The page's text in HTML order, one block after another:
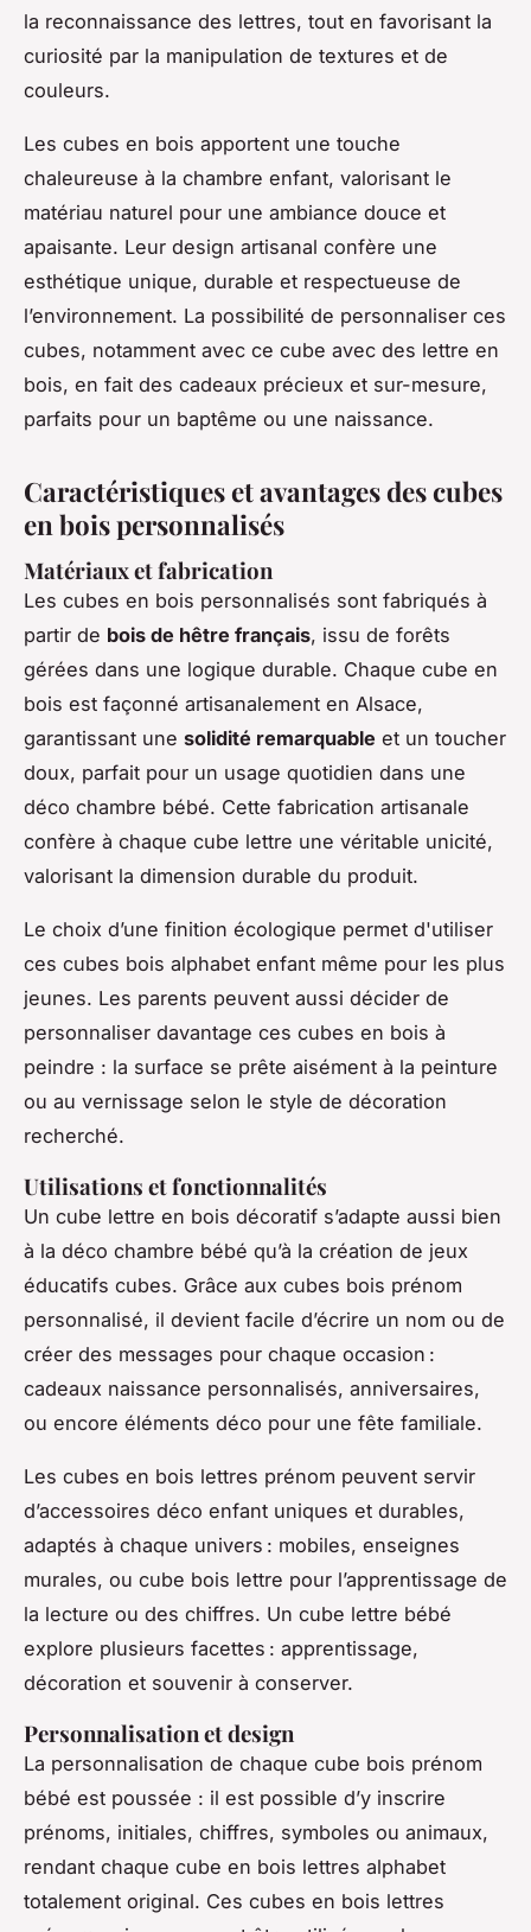
la reconnaissance des lettres, tout en favorisant la
curiosité par la manipulation de textures et de
couleurs.
Les cubes en bois apportent une touche
chaleureuse à la chambre enfant, valorisant le
matériau naturel pour une ambiance douce et
apaisante. Leur design artisanal confère une
esthétique unique, durable et respectueuse de
l’environnement. La possibilité de personnaliser ces
cubes, notamment avec ce cube avec des lettre en
bois, en fait des cadeaux précieux et sur-mesure,
parfaits pour un baptême ou une naissance.
Caractéristiques et avantages des cubes
en bois personnalisés
Matériaux et fabrication
Les cubes en bois personnalisés sont fabriqués à
partir de bois de hêtre français, issu de forêts
gérées dans une logique durable. Chaque cube en
bois est façonné artisanalement en Alsace,
garantissant une solidité remarquable et un toucher
doux, parfait pour un usage quotidien dans une
déco chambre bébé. Cette fabrication artisanale
confère à chaque cube lettre une véritable unicité,
valorisant la dimension durable du produit.
Le choix d’une finition écologique permet d'utiliser
ces cubes bois alphabet enfant même pour les plus
jeunes. Les parents peuvent aussi décider de
personnaliser davantage ces cubes en bois à
peindre : la surface se prête aisément à la peinture
ou au vernissage selon le style de décoration
recherché.
Utilisations et fonctionnalités
Un cube lettre en bois décoratif s’adapte aussi bien
à la déco chambre bébé qu’à la création de jeux
éducatifs cubes. Grâce aux cubes bois prénom
personnalisé, il devient facile d’écrire un nom ou de
créer des messages pour chaque occasion :
cadeaux naissance personnalisés, anniversaires,
ou encore éléments déco pour une fête familiale.
Les cubes en bois lettres prénom peuvent servir
d’accessoires déco enfant uniques et durables,
adaptés à chaque univers : mobiles, enseignes
murales, ou cube bois lettre pour l’apprentissage de
la lecture ou des chiffres. Un cube lettre bébé
explore plusieurs facettes : apprentissage,
décoration et souvenir à conserver.
Personnalisation et design
La personnalisation de chaque cube bois prénom
bébé est poussée : il est possible d’y inscrire
prénoms, initiales, chiffres, symboles ou animaux,
rendant chaque cube en bois lettres alphabet
totalement original. Ces cubes en bois lettres